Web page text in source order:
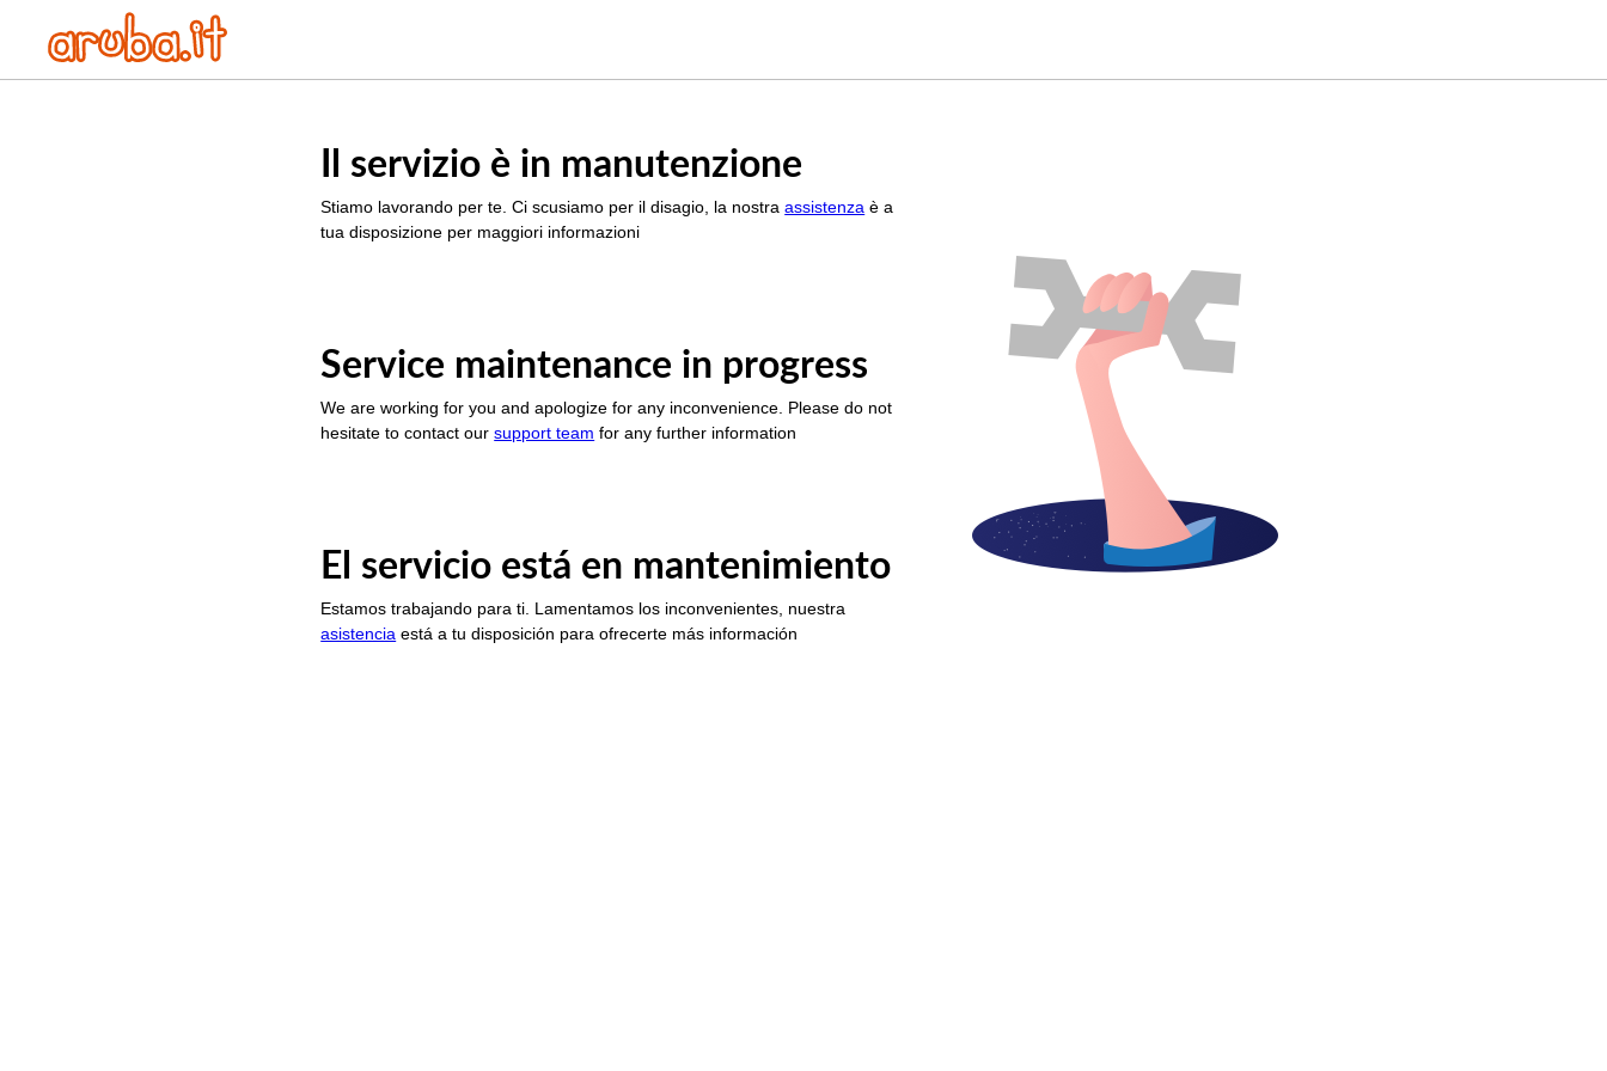
Il servizio è in manutenzione
Stiamo lavorando per te. Ci scusiamo per il disagio, la nostraassistenza è a
tua disposizione per maggiori informazioni
Service maintenance in progress
We are working for you and apologize for any inconvenience. Please do not
hesitate to contact oursupport team for any further information
El servicio está en mantenimiento
Estamos trabajando para ti. Lamentamos los inconvenientes, nuestra
asistencia está a tu disposición para ofrecerte más información